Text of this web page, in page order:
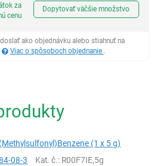
za
cenu
Dopytovať väčšie množstvo
ako objednávku alebo stiahnuť na
Viac o spôsoboch objednanie .
(1 x 5 g)
08-3 Kat. č.: R00F7IE,5g